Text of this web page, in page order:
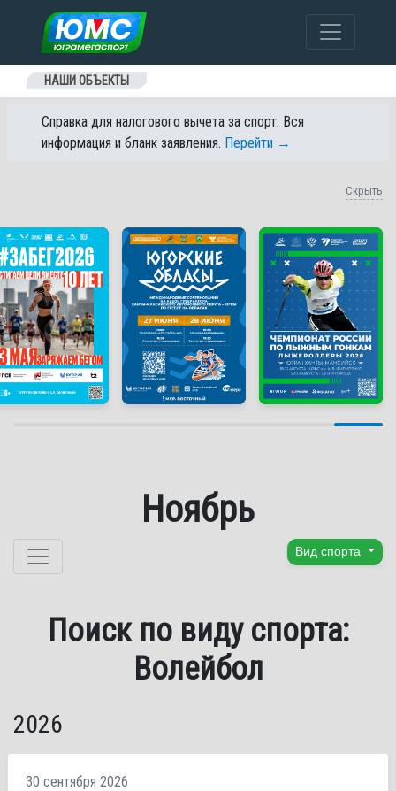
Перейти к содержанию
НАШИ ОБЪЕКТЫ
Справка для налогового вычета за спорт. Вся
информация и бланк заявления. Перейти →
Скрыть
Ноябрь
Перейти к содержанию Вид спорта
Поиск по виду спорта:
Волейбол
2026
30 сентября 2026